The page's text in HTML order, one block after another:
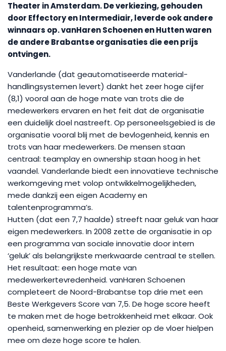
Theater in Amsterdam. De verkiezing, gehouden
door Effectory en Intermediair, leverde ook andere
winnaars op. vanHaren Schoenen en Hutten waren
de andere Brabantse organisaties die een prijs
ontvingen.
Vanderlande (dat geautomatiseerde material-
handlingsystemen levert) dankt het zeer hoge cijfer
(8,1) vooral aan de hoge mate van trots die de
medewerkers ervaren en het feit dat de organisatie
een duidelijk doel nastreeft. Op personeelsgebied is de
organisatie vooral blij met de bevlogenheid, kennis en
trots van haar medewerkers. De mensen staan
centraal: teamplay en ownership staan hoog in het
vaandel. Vanderlande biedt een innovatieve technische
werkomgeving met volop ontwikkelmogelijkheden,
mede dankzij een eigen Academy en
talentenprogramma’s.
Hutten (dat een 7,7 haalde) streeft naar geluk van haar
eigen medewerkers. In 2008 zette de organisatie in op
een programma van sociale innovatie door intern
‘geluk’ als belangrijkste merkwaarde centraal te stellen.
Het resultaat: een hoge mate van
medewerkertevredenheid. vanHaren Schoenen
completeert de Noord-Brabantse top drie met een
Beste Werkgevers Score van 7,5. De hoge score heeft
te maken met de hoge betrokkenheid met elkaar. Ook
openheid, samenwerking en plezier op de vloer hielpen
mee om deze hoge score te halen.